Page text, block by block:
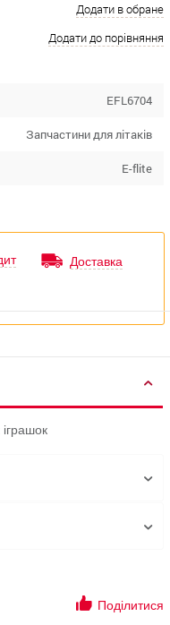
Додати в обране
Додати до порівняння
EFL6704
Запчастини для літаків
E-flite
Доставка
Поділитися